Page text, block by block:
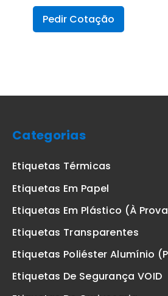
Pedir Cotação
Categorias
Etiquetas Térmicas
Etiquetas Em Papel
Etiquetas Em Plástico (à
Etiquetas Transparentes
Etiquetas Poliéster Alumínio
Etiquetas De Segurança VOID